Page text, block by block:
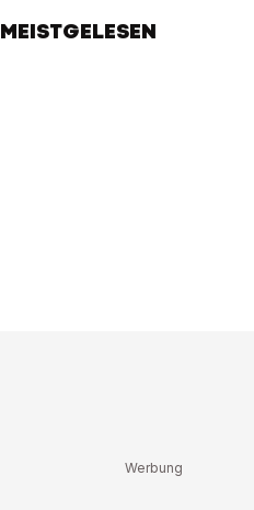
MEISTGELESEN